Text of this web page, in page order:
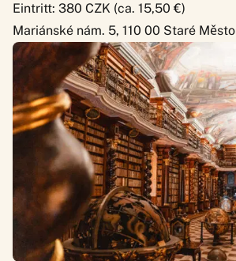
Eintritt: 380 CZK (ca. 15,50 €)
Mariánské nám. 5, 110 00 Staré Město